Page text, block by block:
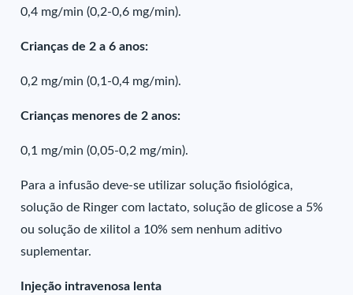
0,4 mg/min (0,2-0,6 mg/min).
Crianças de 2 a 6 anos:
0,2 mg/min (0,1-0,4 mg/min).
Crianças menores de 2 anos:
0,1 mg/min (0,05-0,2 mg/min).
Para a infusão deve-se utilizar solução fisiológica,
solução de Ringer com lactato, solução de glicose a 5%
ou solução de xilitol a 10% sem nenhum aditivo
suplementar.
Injeção intravenosa lenta